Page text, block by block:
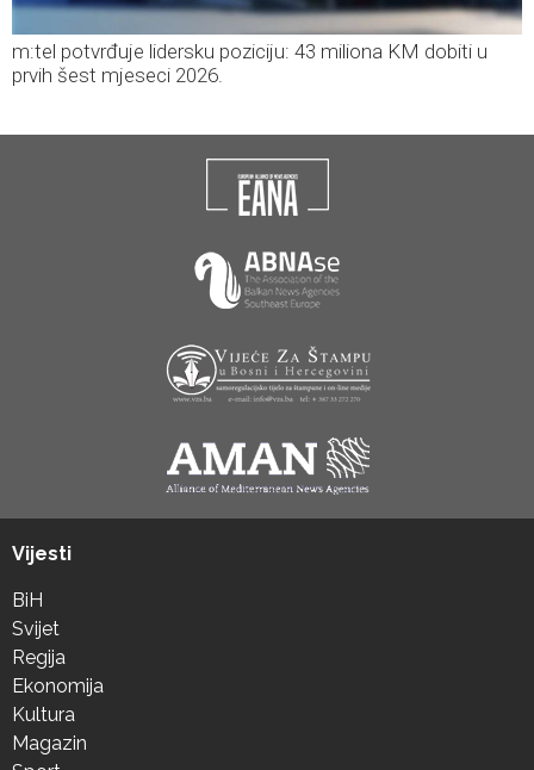
m:tel potvrđuje lidersku poziciju: 43 miliona KM dobiti u
prvih šest mjeseci 2026.
Vijesti
BiH
Svijet
Regija
Ekonomija
Kultura
Magazin